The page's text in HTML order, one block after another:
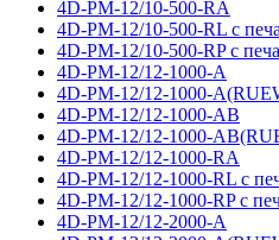
4D-PM-12/10-500-RA
4D-PM-12/10-500-RL с
4D-PM-12/10-500-RP с
4D-PM-12/12-1000-A
4D-PM-12/12-1000-
4D-PM-12/12-1000-AB
4D-PM-12/12-1000-
4D-PM-12/12-1000-RA
4D-PM-12/12-1000-RL с
4D-PM-12/12-1000-RP с
4D-PM-12/12-2000-A